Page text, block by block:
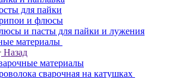
для пайки
и флюсы
и пасты для пайки и лужения
материалы
Назад
материалы
сварочная на катушках